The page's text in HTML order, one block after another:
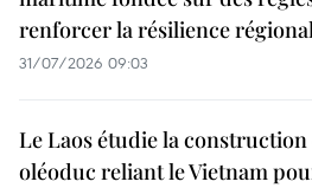
renforcer la résilience
31/07/2026 09:03
Le Laos étudie la construction
oléoduc reliant le Vietnam